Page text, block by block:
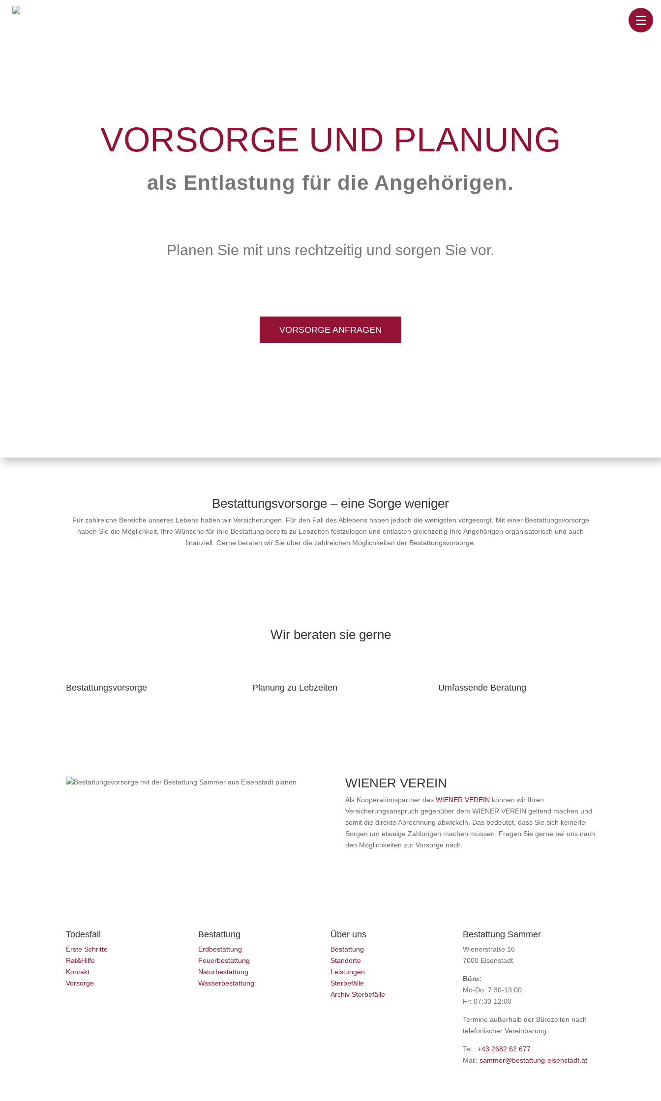
VORSORGE UND PLANUNG
als Entlastung für die Angehörigen.
Planen Sie mit uns rechtzeitig und sorgen Sie vor.
VORSORGE ANFRAGEN
Bestattungs­vorsorge – eine Sorge weniger
Für zahlreiche Bereiche unseres Lebens haben wir Versicherungen. Für den Fall des Ablebens haben jedoch die wenigsten vorgesorgt. Mit einer Bestattungsvorsorge
haben Sie die Möglichkeit, Ihre Wünsche für Ihre Bestattung bereits zu Lebzeiten festzulegen und entlasten gleichzeitig Ihre Angehörigen organisatorisch und auch
finanziell. Gerne beraten wir Sie über die zahlreichen Möglichkeiten der Bestattungsvorsorge.
Wir beraten sie gerne
Bestattungsvorsorge Planung zu Lebzeiten Umfassende Beratung
WIENER VEREIN
Als Kooperationspartner des WIENER VEREIN können wir Ihren
Versicherungsanspruch gegenüber dem WIENER VEREIN geltend machen und
somit die direkte Abrechnung abwickeln. Das bedeutet, dass Sie sich keinerlei
Sorgen um etwaige Zahlungen machen müssen. Fragen Sie gerne bei uns nach
den Möglichkeiten zur Vorsorge nach.
Todesfall
Erste Schritte
Rat&Hilfe
Kontakt
Vorsorge
Bestattung
Erdbestattung
Feuerbestattung
Naturbestattung
Wasserbestattung
Über uns
Bestattung
Standorte
Leistungen
Sterbefälle
Archiv Sterbefälle
Bestattung Sammer
Wienerstraße 16
7000 Eisenstadt
Büro:
Mo-Do: 7:30-13:00
Fr: 07:30-12:00
Termine außerhalb der Bürozeiten nach
telefonischer Vereinbarung.
Tel.: +43 2682 62 677
Mail: sammer@bestattung-eisenstadt.at